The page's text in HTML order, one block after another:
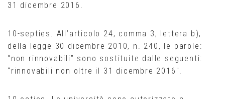
31 dicembre 2016.
10-septies. All’articolo 24, comma 3, lettera b),
della legge 30 dicembre 2010, n. 240, le parole:
“non rinnovabili” sono sostituite dalle seguenti:
“rinnovabili non oltre il 31 dicembre 2016″.